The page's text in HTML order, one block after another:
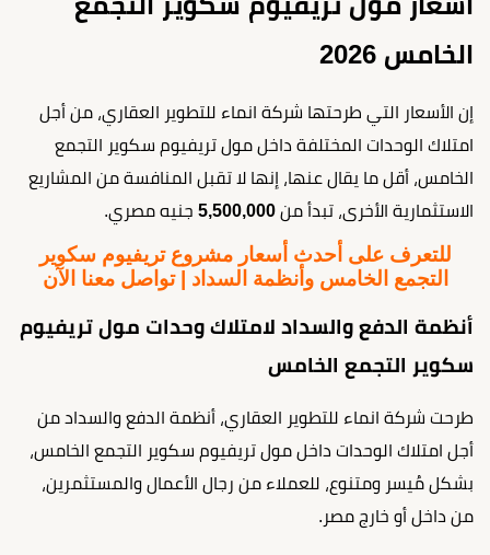
الخامس 2026
إن الأسعار التي طرحتها شركة انماء للتطوير العقاري، من أجل
امتلاك الوحدات المختلفة داخل مول تريفيوم سكوير التجمع
الخامس، أقل ما يقال عنها، إنها لا تقبل المنافسة من المشاريع
الاستثمارية الأخرى، تبدأ من 5,500,000 جنيه مصري.
للتعرف على أحدث أسعار مشروع تريفيوم سكوير
التجمع الخامس وأنظمة السداد | تواصل معنا الآن
أنظمة الدفع والسداد لامتلاك وحدات مول تريفيوم
سكوير التجمع الخامس
طرحت شركة انماء للتطوير العقاري، أنظمة الدفع والسداد من
أجل امتلاك الوحدات داخل مول تريفيوم سكوير التجمع الخامس،
بشكل مُيسر ومتنوع، للعملاء من رجال الأعمال والمستثمرين،
من داخل أو خارج مصر.